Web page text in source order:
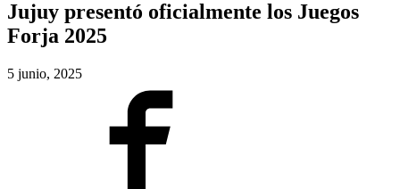
Jujuy presentó oficialmente los Juegos
Forja 2025
5 junio, 2025